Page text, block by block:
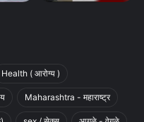
Health ( आरोग्य )
Maharashtra - महाराष्ट्र